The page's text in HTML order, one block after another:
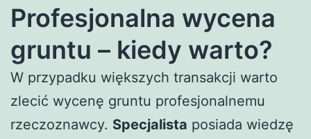
Profesjonalna wycena
gruntu – kiedy warto?
W przypadku większych transakcji warto
zlecić wycenę gruntu profesjonalnemu
rzeczoznawcy. Specjalista posiada wiedzę